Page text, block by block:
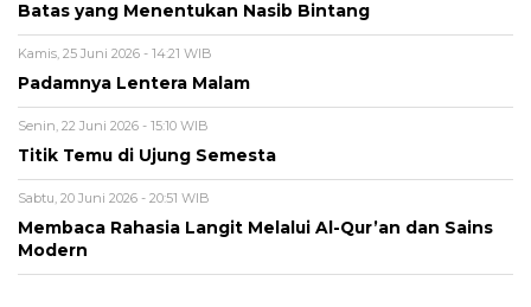
Batas yang Menentukan Nasib Bintang
Kamis, 25 Juni 2026 - 14:21 WIB
Padamnya Lentera Malam
Senin, 22 Juni 2026 - 15:10 WIB
Titik Temu di Ujung Semesta
Sabtu, 20 Juni 2026 - 20:51 WIB
Membaca Rahasia Langit Melalui Al-Qur’an dan Sains
Modern